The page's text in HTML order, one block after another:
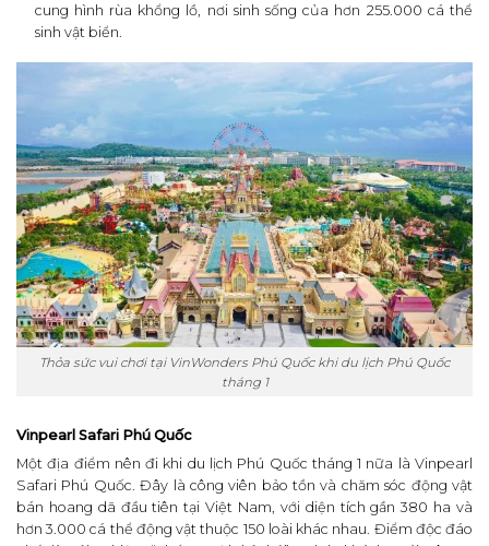
cung hình rùa khổng lồ, nơi sinh sống của hơn 255.000 cá thể
sinh vật biển.
Thỏa sức vui chơi tại VinWonders Phú Quốc khi du lịch Phú Quốc
tháng 1
Vinpearl Safari Phú Quốc
Một địa điểm nên đi khi du lịch Phú Quốc tháng 1 nữa là Vinpearl
Safari Phú Quốc. Đây là công viên bảo tồn và chăm sóc động vật
bán hoang dã đầu tiên tại Việt Nam, với diện tích gần 380 ha và
hơn 3.000 cá thể động vật thuộc 150 loài khác nhau. Điểm độc đáo